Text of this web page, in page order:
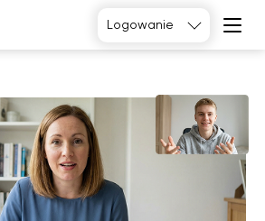
francuski
niemiecki
Język
hiszpański
Logowanie
Tak, poproszę